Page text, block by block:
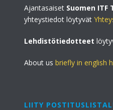
Ajantasaiset Suomen ITF
yhteystiedot löytyvät
Lehdistötiedotteet
About usbriefly in english
LIITY